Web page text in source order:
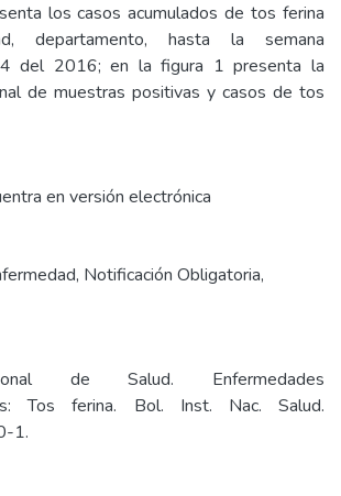
los casos acumulados de tos ferina
departamento, hasta la semana
del 2016; en la figura 1 presenta la
de muestras positivas y casos de tos
en versión electrónica
, Notificación Obligatoria,
de Salud. Enfermedades
Tos ferina. Bol. Inst. Nac. Salud.
1.